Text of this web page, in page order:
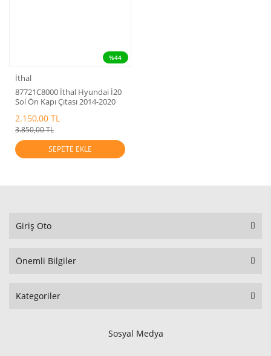
%44
İthal
87721C8000 İthal Hyundai İ20
Sol Ön Kapı Çıtası 2014-2020
2.150,00 TL
3.850,00 TL
SEPETE EKLE
Giriş Oto
Önemli Bilgiler
Kategoriler
Sosyal Medya